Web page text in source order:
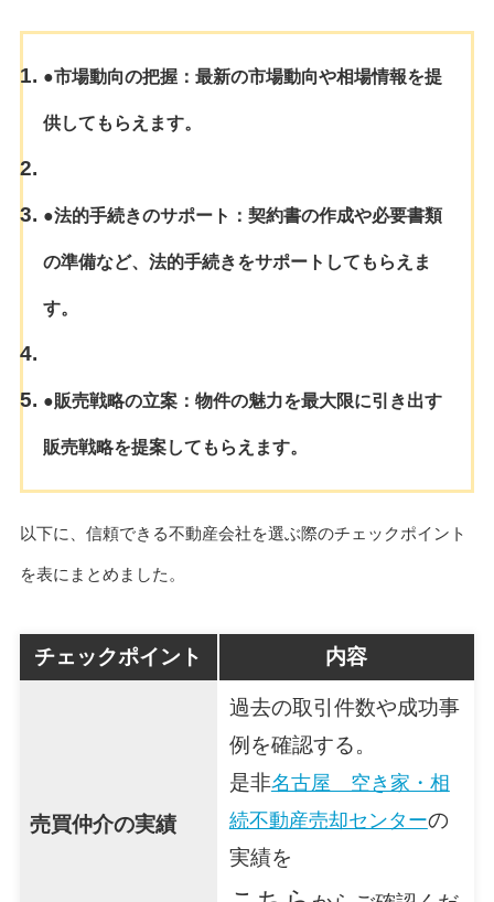
●市場動向の把握：最新の市場動向や相場情報を提
供してもらえます。
●法的手続きのサポート ：契約書の作成や必要書類
の準備など、法的手続きをサポートしてもらえま
す。
●販売戦略の立案：物件の魅力を最大限に引き出す
販売戦略を提案してもらえます。
以下に、信頼できる不動産会社を選ぶ際のチェックポイント
を表にまとめました。
チェックポイント 内容
売買仲介の実績
過去の取引件数や成功事
例を確認する。
是非名古屋 空き家・相
続不動産売却センターの
実績を